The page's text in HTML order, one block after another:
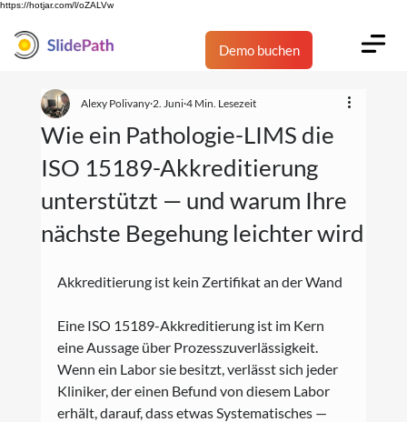
https://hotjar.com/l/oZALVw
Demo buchen
Wie ein Pathologie-LIMS die
ISO 15189-Akkreditierung
unterstützt — und warum Ihre
nächste Begehung leichter wird
Alexy Polivany 2. Juni 4 Min. Lesezeit
Akkreditierung ist kein Zertifikat an der Wand
Eine ISO 15189-Akkreditierung ist im Kern
eine Aussage über Prozesszuverlässigkeit.
Wenn ein Labor sie besitzt, verlässt sich jeder
Kliniker, der einen Befund von diesem Labor
erhält, darauf, dass etwas Systematisches —